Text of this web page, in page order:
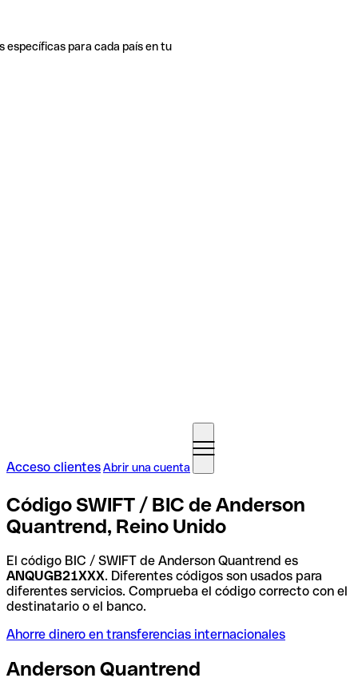
específicas para cada país en tu
Acceso clientesAbrir una cuenta
Código SWIFT / BIC de Anderson
Quantrend, Reino Unido
El código BIC / SWIFT de Anderson Quantrend es
ANQUGB21XXX. Diferentes códigos son usados para
diferentes servicios. Comprueba el código correcto con el
destinatario o el banco.
Ahorre dinero en transferencias internacionales
Anderson Quantrend